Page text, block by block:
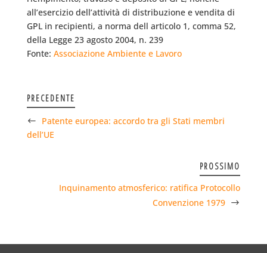
all’esercizio dell’attività di distribuzione e vendita di
GPL in recipienti, a norma dell articolo 1, comma 52,
della Legge 23 agosto 2004, n. 239
Fonte: Associazione Ambiente e Lavoro
PRECEDENTE
Patente europea: accordo tra gli Stati membri
dell’UE
PROSSIMO
Inquinamento atmosferico: ratifica Protocollo
Convenzione 1979